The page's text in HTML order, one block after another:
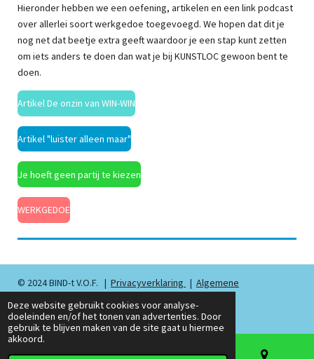
Deze website gebruikt cookies voor analyse-
doeleinden en/of het tonen van advertenties. Door
gebruik te blijven maken van de site gaat u hiermee
akkoord.
Hieronder hebben we een oefening, artikelen en een link podcast
over allerlei soort werkgedoe toegevoegd. We hopen dat dit je
nog net dat beetje extra geeft waardoor je een stap kunt zetten
om iets anders te doen dan wat je bij KUNSTLOC gewoon bent te
doen.
Artikel De onzin van WIN-WIN
Artikel "luister alleen maar"
Je hoeft geen partij te kiezen
WERKGEDOE
© 2024 BIND-t V.O.F. | Privacyverklaring | Algemene
voorwaarden
| Gedragscode LVSC
Powered byJouwWeb